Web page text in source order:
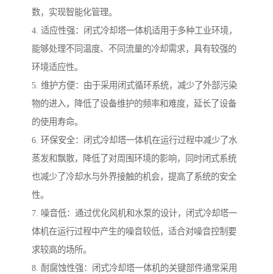
数，实现智能化管理。
4. 适应性强：闭式冷却塔一体机适用于多种工业环境，
能够处理不同温度、不同流量的冷却需求，具有较强的
环境适应性。
5. 维护方便：由于采用闭式循环系统，减少了外部污染
物的进入，降低了设备维护的频率和难度，延长了设备
的使用寿命。
6. 环保安全：闭式冷却塔一体机在运行过程中减少了水
蒸发和飘散，降低了对周围环境的影响，同时闭式系统
也减少了冷却水与外界接触的机会，提高了系统的安全
性。
7. 噪音低：通过优化风机和水泵的设计，闭式冷却塔一
体机在运行过程中产生的噪音较低，适合对噪音控制要
求较高的场所。
8. 耐腐蚀性强：闭式冷却塔一体机的关键部件通常采用